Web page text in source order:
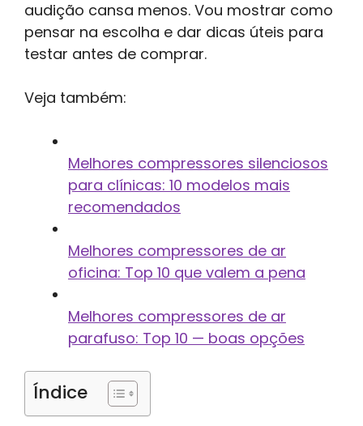
audição cansa menos. Vou mostrar como
pensar na escolha e dar dicas úteis para
testar antes de comprar.
Veja também:
Melhores compressores silenciosos
para clínicas: 10 modelos mais
recomendados
Melhores compressores de ar
oficina: Top 10 que valem a pena
Melhores compressores de ar
parafuso: Top 10 — boas opções
Índice